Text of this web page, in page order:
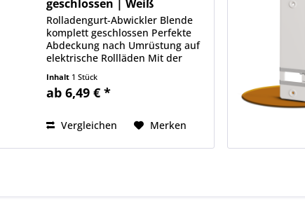
geschlossen | Weiß
Rolladengurt-Abwickler Blende
komplett geschlossen Perfekte
Abdeckung nach Umrüstung auf
elektrische Rollläden Mit der
komplett geschlossen schließen
Sie sauber und elegant die
Inhalt 1 Stück
ab 6,49 € *
Vergleichen Merken